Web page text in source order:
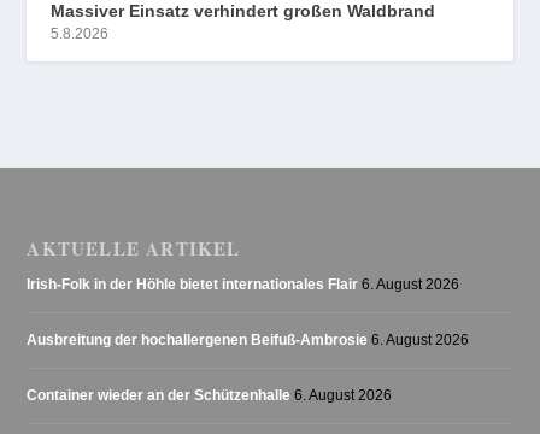
Massiver Einsatz verhindert großen Waldbrand
5.8.2026
AKTUELLE ARTIKEL
Irish-Folk in der Höhle bietet internationales Flair 6. August 2026
Ausbreitung der hochallergenen Beifuß-Ambrosie 6. August 2026
Container wieder an der Schützenhalle 6. August 2026